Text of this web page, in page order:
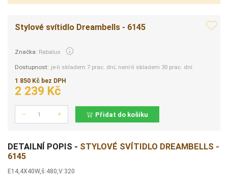
Stylové svítidlo Dreambells - 6145
Značka: Rabalux
Dostupnost: je-li skladem 7 prac. dní; není-li skladem 30 prac. dní
1 850 Kč bez DPH
2 239 Kč
Přidat do košíku
DETAILNÍ POPIS - STYLOVÉ SVÍTIDLO DREAMBELLS -
6145
E14,4X40W,š:480,V:320